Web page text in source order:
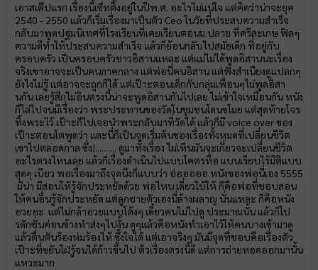
เอาสเต๊ปแรก เรื่องนี้เซ็ทติ้งอยู่ในปีพ.ศ. อะไรไม่แน่ใจ แต่คิดว่าน่าจะยุค
2540 - 2550 แล้วก็เริ่มเรื่องมาเป็นตัว Ceo ในวัยที่ประสบความสำเร็จ
กลับมาพูดปฐมนิเทศที่โรงเรียนที่เคยเรียนตอนม.ปลาย ที่ศรีสะเกษ ฟิลๆ
ความดีทำให้ประสบความสำเร็จ แล้วก็ย้อนกลับไปสมัยเด็ก ที่อยู่กับ
ครอบครัว เป็นครอบครัวชาวอิสานแหละ แต่แม่ไม่ได้พูดอิสานนะเรื่อง
จริงเขาอาจจะเป็นคนภาคกลาง แต่พ่อนี่คนอิสาน แต่ฟังสำเนียงดูแปลกๆ
ยังไงไม่รู้ แต่อาจจะถูกก็ได้ แต่เป๊าะตอนเด็กกับกลุ่มเพื่อนๆไม่พูดอิสา
นกัน เลยรู้สึกไม่อินตรงนี้น่าจะพูดอิสานกันไปเลย ไม่เข้าใจเหมือนกัน หนัง
ก็ไล่ไปจนมีเรื่องว่า พระประทานของวัดในชุมชนโดนขโมย แต่สุดท้ายโจร
ทิ้งพระไว้ เป๊าะก็ไปเจอนำพระกลับมาที่วัดได้ แล้วก็มี voice over ของ
เป๊าะตอนโตพูดว่า และนี่ก็เป็นจุดเริ่มต้นของเรื่องทั้งหมดที่เปลี่ยนชีวิต
เขาไปตลอดกาล ซึ่ง!.......... ดูมาทั้งเรื่อง ไม่เห็นมันจะเกี่ยวจะเปลี่ยนชีวิต
อะไรตรงไหนเลย แล้วก็เรื่องดำเนินไปแบบโคตรทื่อ แบนเรียบไร้มิติแบบ
สุดๆ เบียว พอเรื่องมาถึงจุดนึงก็แบบว่า อ่อออออ หนังของพ่อนี่เอง 5555
มิน่า มีสอนให้รู้จักประหยัดด้วย พ่อไหน เดี๋ยวใบ้ให้ ก็คือพ่อที่ชอบสอน
ให้คนอื่นรู้จักประหยัด แต่ลูกชายตัวเองนี่ล้างผลาญ นั่นแหละ ก็คือหนัง
อวยอะ แต่ไม่กล้าอวยแบบโต้งๆ เดี๋ยวคนไม่ไปดู ประมาณนั้น แล้วก็โป
รดักชั่นค่อนข้างทำส่งๆไปงั้น ดูๆแล้วคือหนังทำเอาไว้ให้คนบางเข้ามาดู
แล้วตื่นตันร้องห่มร้องไห้ ซึ้งใจได้ แต่เอาจริงๆ มันมีจุดที่ชอบคือเรื่องตัว
เป๊าะที่ขยันใฝ่รู้จนได้ก้าวขึ้นไป ต้วเรื่องตรงนี้ดี แต่การถ่ายทอดออกมานั้น
แหวะมาก